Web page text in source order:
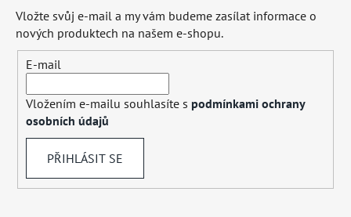
Vložte svůj e-mail a my vám budeme zasílat informace o
nových produktech na našem e-shopu.
E-mail
Vložením e-mailu souhlasíte s podmínkami ochrany
osobních údajů
PŘIHLÁSIT SE